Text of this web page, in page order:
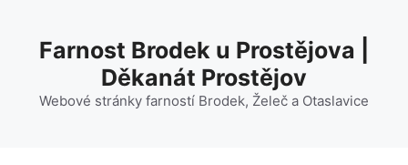
obsahFarnost Brodek u Prostějova |
Děkanát Prostějov
Webové stránky farností Brodek, Želeč a Otaslavice